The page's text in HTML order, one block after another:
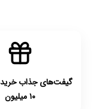
گیفت‌های جذاب
۱۰ میلیون